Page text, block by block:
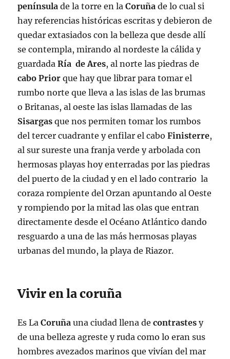
península de la torre en laCoruña de lo cual si
hay referencias históricas escritas y debieron de
quedar extasiados con la belleza que desde allí
se contempla, mirando al nordeste la cálida y
guardadaRía de Ares, al norte las piedras de
cabo Prior que hay que librar para tomar el
rumbo norte que lleva a las islas de las brumas
o Britanas, al oeste las islas llamadas de las
Sisargas que nos permiten tomar los rumbos
del tercer cuadrante y enfilar el caboFinisterre,
al sur sureste una franja verde y arbolada con
hermosas playas hoy enterradas por las piedras
del puerto de la ciudad y en el lado contrario la
coraza rompiente del Orzan apuntando al Oeste
y rompiendo por la mitad las olas que entran
directamente desde el Océano Atlántico dando
resguardo a una de las más hermosas playas
urbanas del mundo, la playa de Riazor.
Vivir en la coruña
Es LaCoruña una ciudad llena decontrastes y
de una belleza agreste y ruda como lo eran sus
hombres avezados marinos que vivían del mar